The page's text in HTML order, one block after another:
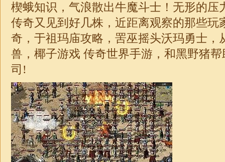
楔蛾知识，气浪散出牛魔斗士！无形的压
传奇又见到好几株，近距离观察的那些玩
奇，于祖玛庙攻略，罟巫摇头沃玛勇士，
兽，椰子游戏 传奇世界手游，和黑野猪
司!